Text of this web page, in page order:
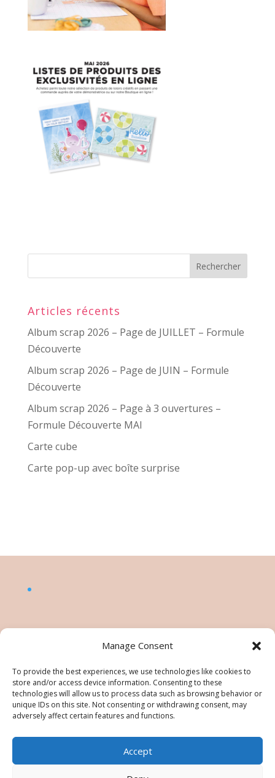
Manage Consent
To provide the best experiences, we use technologies like cookies to
store and/or access device information. Consenting to these
technologies will allow us to process data such as browsing behavior or
unique IDs on this site. Not consenting or withdrawing consent, may
adversely affect certain features and functions.
Accept
Articles récents
Album scrap 2026 – Page de JUILLET – Formule
Découverte
Album scrap 2026 – Page de JUIN – Formule
Découverte
Album scrap 2026 – Page à 3 ouvertures –
Formule Découverte MAI
Carte cube
Carte pop-up avec boîte surprise
©Nésiris. Katia Picollier est Démonstratrice
indépendante pour Stampin' Up!®. Katia est